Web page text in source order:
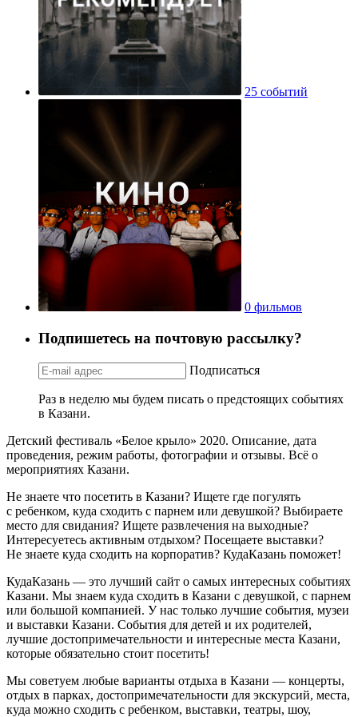
25 событий
0 фильмов
Подпишетесь на почтовую рассылку?
Подписаться
Раз в неделю мы будем писать о предстоящих событиях
в Казани.
Детский фестиваль «Белое крыло» 2020. Описание, дата
проведения, режим работы, фотографии и отзывы. Всё о
мероприятиях Казани.
Не знаете что посетить в Казани? Ищете где погулять
с ребенком, куда сходить с парнем или девушкой? Выбираете
место для свидания? Ищете развлечения на выходные?
Интересуетесь активным отдыхом? Посещаете выставки?
Не знаете куда сходить на корпоратив? КудаКазань поможет!
КудаКазань — это лучший сайт о самых интересных событиях
Казани. Мы знаем куда сходить в Казани с девушкой, с парнем
или большой компанией. У нас только лучшие события, музеи
и выставки Казани. События для детей и их родителей,
лучшие достопримечательности и интересные места Казани,
которые обязательно стоит посетить!
Мы советуем любые варианты отдыха в Казани — концерты,
отдых в парках, достопримечательности для экскурсий, места,
куда можно сходить с ребенком, выставки, театры, шоу,